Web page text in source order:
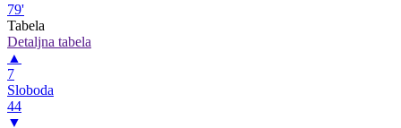
79'
Tabela
Detaljna tabela
▲
7
Sloboda
44
▼